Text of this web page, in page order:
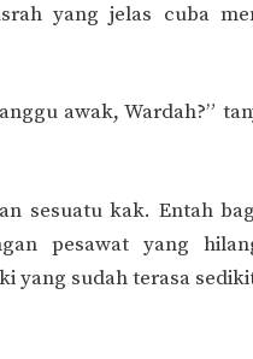
yang jelas cuba
awak, Wardah?”
sesuatu kak. Entah
pesawat yang
yang sudah terasa